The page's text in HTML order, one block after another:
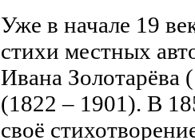
Уже в начале 19
стихи местных
Ивана Золотарёва
(1822 – 1901). В
своё